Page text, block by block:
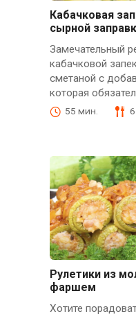
Кабачковая
сырной
Замечательный
кабачковой
сметаной с
которая
55 мин. 6
Рулетики из
фаршем
Хотите